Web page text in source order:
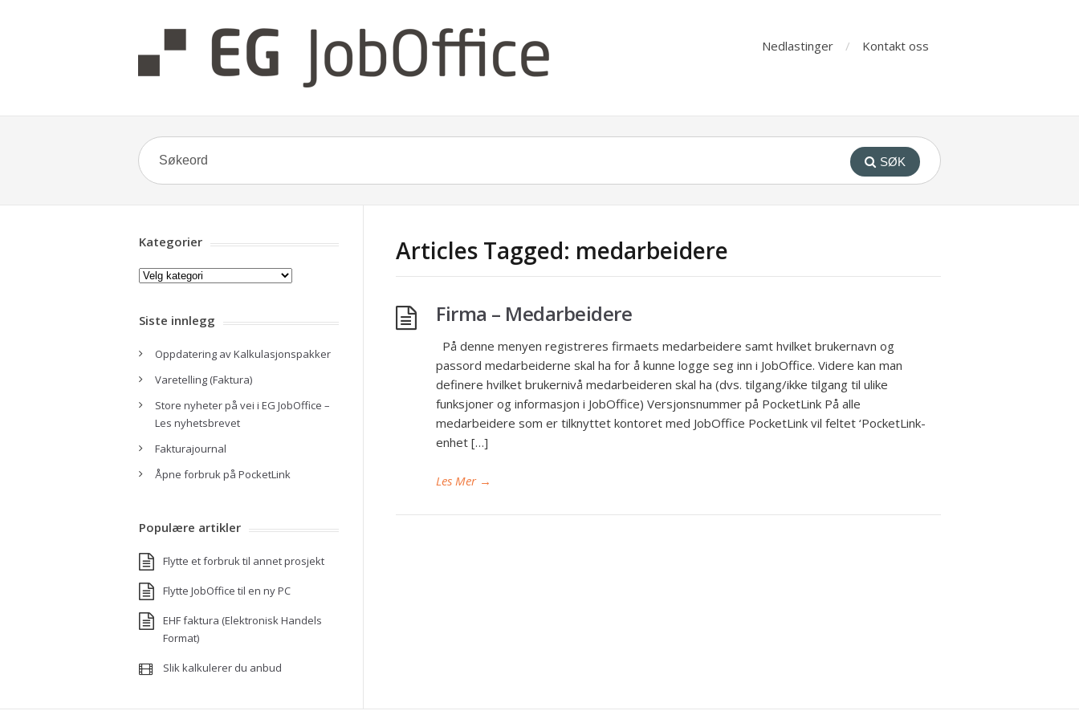
Nedlastinger Kontakt oss
SØK
Articles Tagged: medarbeidere
Firma – Medarbeidere
På denne menyen registreres firmaets medarbeidere samt hvilket brukernavn og
passord medarbeiderne skal ha for å kunne logge seg inn i JobOffice. Videre kan man
definere hvilket brukernivå medarbeideren skal ha (dvs. tilgang/ikke tilgang til ulike
funksjoner og informasjon i JobOffice) Versjonsnummer på PocketLink På alle
medarbeidere som er tilknyttet kontoret med JobOffice PocketLink vil feltet ‘PocketLink-
enhet […]
Les Mer→
Kategorier
Kategorier
Siste innlegg
Oppdatering av Kalkulasjonspakker
Varetelling (Faktura)
Store nyheter på vei i EG JobOffice –
Les nyhetsbrevet
Fakturajournal
Åpne forbruk på PocketLink
Populære artikler
Flytte et forbruk til annet prosjekt
Flytte JobOffice til en ny PC
EHF faktura (Elektronisk Handels
Format)
Slik kalkulerer du anbud